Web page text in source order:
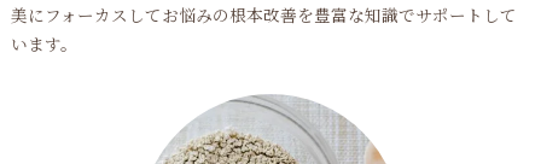
美にフォーカスしてお悩みの根本改善を豊富な知識でサポートして
います。